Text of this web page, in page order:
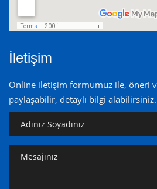
İletişim
Online iletişim formumuz ile, öneri
paylaşabilir, detaylı bilgi alabilirsiniz.